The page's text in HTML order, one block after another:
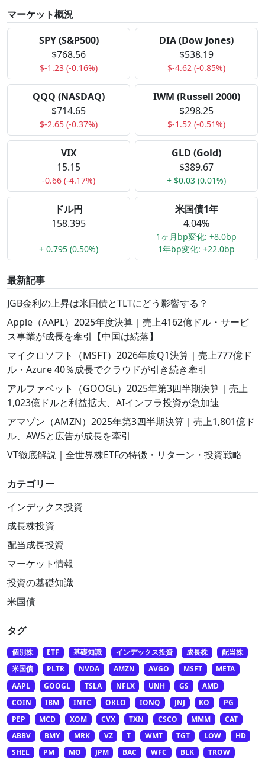
マーケット概況
SPY (S&P500)
$768.56
$-1.23 (-0.16%)
DIA (Dow Jones)
$538.19
$-4.62 (-0.85%)
QQQ (NASDAQ)
$714.65
$-2.65 (-0.37%)
IWM (Russell 2000)
$298.25
$-1.52 (-0.51%)
VIX
15.15
-0.66 (-4.17%)
GLD (Gold)
$389.67
+ $0.03 (0.01%)
ドル円
158.395
+ 0.795 (0.50%)
米国債1年
4.04%
1ヶ月bp変化: +8.0bp
1年bp変化: +22.0bp
最新記事
JGB金利の上昇は米国債とTLTにどう影響する？
Apple（AAPL）2025年度決算｜売上4162億ドル・サービ
ス事業が成長を牽引【中国は続落】
マイクロソフト（MSFT）2026年度Q1決算｜売上777億ド
ル・Azure 40％成長でクラウドが引き続き牽引
アルファベット（GOOGL）2025年第3四半期決算｜売上
1,023億ドルと利益拡大、AIインフラ投資が急加速
アマゾン（AMZN）2025年第3四半期決算｜売上1,801億ド
ル、AWSと広告が成長を牽引
VT徹底解説｜全世界株ETFの特徴・リターン・投資戦略
カテゴリー
インデックス投資
成長株投資
配当成長投資
マーケット情報
投資の基礎知識
米国債
タグ
個別株 ETF 基礎知識 インデックス投資 成長株
配当株
米国債
PLTR NVDA AMZN AVGO MSFT
META
AAPL
GOOGL TSLA NFLX UNH GS
AMD
COIN
IBM INTC OKLO IONQ JNJ KO
PG
PEP
MCD XOM CVX TXN CSCO MMM
CAT
ABBV
BMY MRK VZ T WMT TGT LOW
HD
SHEL
PM MO JPM BAC WFC BLK TROW